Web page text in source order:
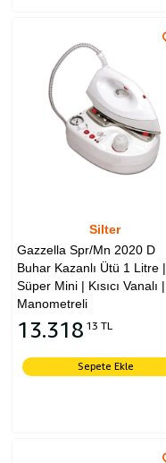
Silter
Gazzella Spr/Mn 2020 D
Buhar Kazanlı Ütü 1 Litre |
Süper Mini | Kısıcı Vanalı |
Manometreli
13.318 13 TL
Sepete Ekle